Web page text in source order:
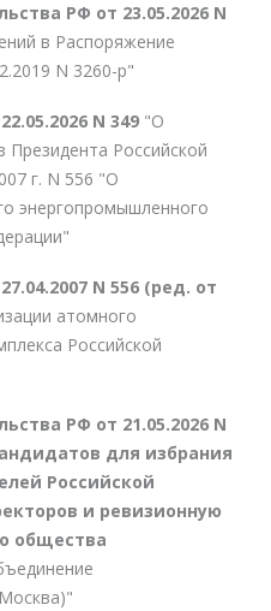
РФ от 23.05.2026 N
в Распоряжение
N 3260-р"
N 349 "О
Президента Российской
г. N 556 "О
энергопромышленного
N 556 (ред. от
атомного
Российской
РФ от 21.05.2026 N
для избрания
Российской
и ревизионную
общества